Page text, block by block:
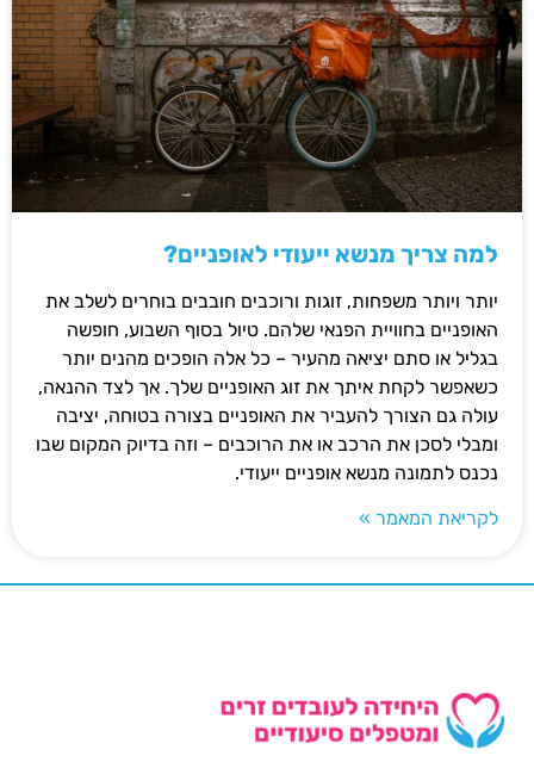
למה צריך מנשא ייעודי לאופניים?
יותר ויותר משפחות, זוגות ורוכבים חובבים בוחרים לשלב את
האופניים בחוויית הפנאי שלהם. טיול בסוף השבוע, חופשה
בגליל או סתם יציאה מהעיר – כל אלה הופכים מהנים יותר
כשאפשר לקחת איתך את זוג האופניים שלך. אך לצד ההנאה,
עולה גם הצורך להעביר את האופניים בצורה בטוחה, יציבה
ומבלי לסכן את הרכב או את הרוכבים – וזה בדיוק המקום שבו
נכנס לתמונה מנשא אופניים ייעודי.
לקריאת המאמר »